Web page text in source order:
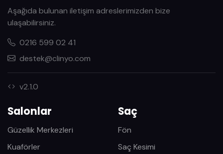
Aşağıda bulunan iletişim adreslerimizden bize
ulaşabilirsiniz.
0216 599 02 41
destek@clinyo.com
v2.1.0
Salonlar
Güzellik Merkezleri
Kuaförler
Saç
Fön
Saç Kesimi